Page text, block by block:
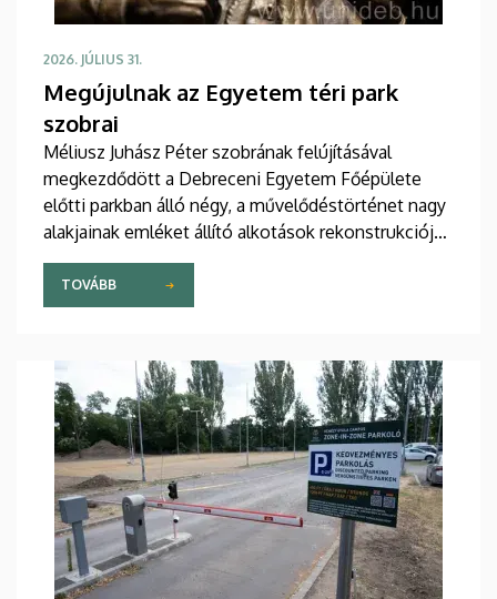
2026. JÚLIUS 31.
Megújulnak az Egyetem téri park
szobrai
Méliusz Juhász Péter szobrának felújításával
megkezdődött a Debreceni Egyetem Főépülete
előtti parkban álló négy, a művelődéstörténet nagy
alakjainak emléket állító alkotások rekonstrukciója.
A munkálatokat az intézmény saját forrásból
finanszírozza.
TOVÁBB